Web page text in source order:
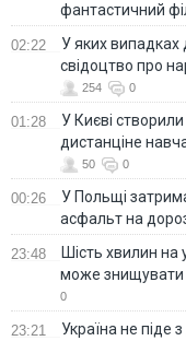
фантастичний
02:22
У яких випадках
свідоцтво про
254 0
01:28
У Києві
дистанціне
50 0
00:26
У Польщі
асфальт на
23:48
Шість хвилин на
може знищувати
0
23:21 Україна не піде